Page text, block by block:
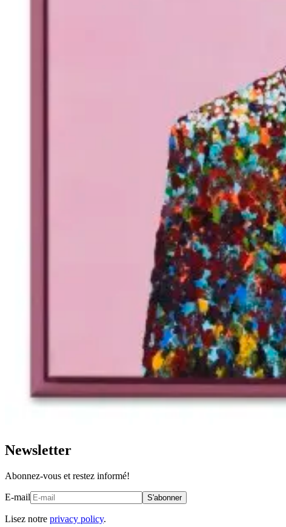
Newsletter
Abonnez-vous et restez informé!
E-mail S'abonner
Lisez notre privacy policy.